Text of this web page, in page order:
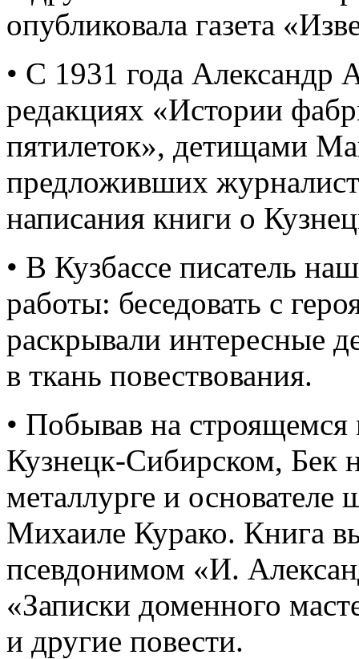
опубликовала газета
• С 1931 года Александр
редакциях «Истории
пятилеток», детищами
предложивших
написания книги о
• В Кузбассе писатель
работы: беседовать с
раскрывали интересные
в ткань повествования.
• Побывав на строящемся
Кузнецк-Сибирском, Бек
металлурге и
Михаиле Курако. Книга
псевдонимом «И.
«Записки доменного
и другие повести.